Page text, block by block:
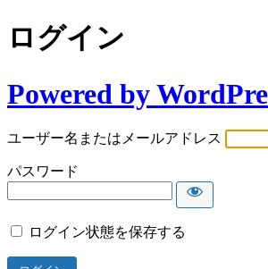
ログイン
Powered by
ユーザー名またはメールアドレス
パスワード
ログイン状態を保存する